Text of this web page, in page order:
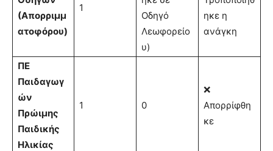
(Απορριμμ
ατοφόρου)
1
Οδηγό
Λεωφορείο
υ)
ηκε η
ανάγκη
ΠΕ
Παιδαγωγ
ών
Πρώιμης
Παιδικής
Ηλικίας
1 0
❌
Απορρίφθη
κε